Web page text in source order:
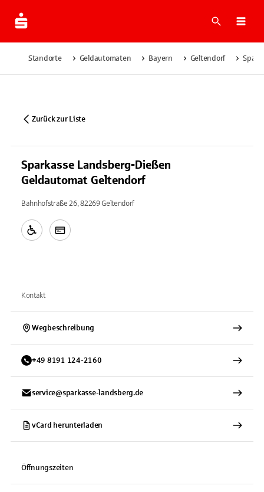
Suche
Standorte Geldautomaten Bayern Geltendorf
Zurück zur Liste
Sparkasse Landsberg-Dießen
Geldautomat Geltendorf
Bahnhofstraße 26, 82269 Geltendorf
Kontakt
Wegbeschreibung
+49 8191 124-2160
service@sparkasse-landsberg.de
vCard herunterladen
Öffnungszeiten